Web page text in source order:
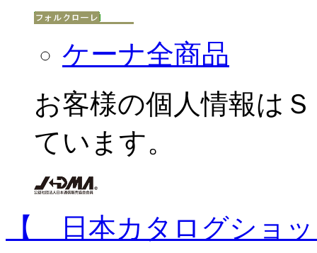
ケーナ全商品
お客様の個人情報は
ています。
【 日本カタログショ